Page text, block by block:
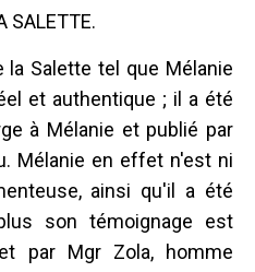
SALETTE.
la Salette tel que Mélanie
et authentique ; il a été
à Mélanie et publié par
Mélanie en effet n'est ni
ainsi qu'il a été
son témoignage est
par Mgr Zola, homme